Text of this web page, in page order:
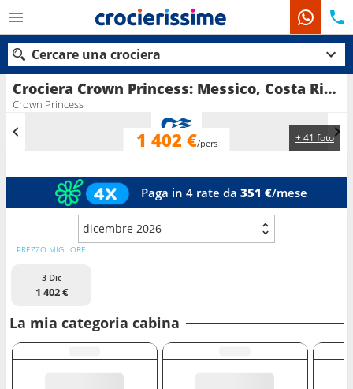
Crociera Crown Princess: Messico, Costa Rica, Panama, Stati uniti in partenza da Los Angeles
Crown Princess
+ 41 foto
1 402 €/pers
Paga in 4 rate da 351 €/mese
dicembre 2026
PREZZO MIGLIORE
3 Dic
1 402 €
La mia categoria cabina
Cercare una crociera
Le nostre destinazioni
Mesi di partenza
Porti Compagnie